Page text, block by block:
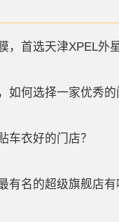
如何选择一家优秀的
车衣好的门店？
有名的超级旗舰店有